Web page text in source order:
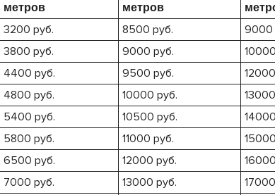
метров
метров
3200 руб. 8500 руб.
9000
3800 руб. 9000 руб.
4400 руб. 9500 руб.
4800 руб. 10000 руб.
5400 руб. 10500 руб.
5800 руб. 11000 руб.
6500 руб. 12000 руб.
7000 руб. 13000 руб.